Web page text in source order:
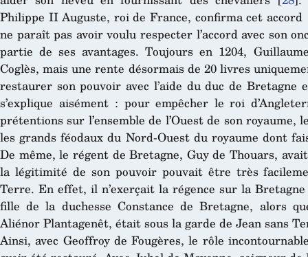
Philippe II Auguste, roi de France, confirma cet accord
ne paraît pas avoir voulu respecter l’accord avec son
partie de ses avantages. Toujours en 1204,
Coglès, mais une rente désormais de 20 livres
restaurer son pouvoir avec l’aide du duc de
s’explique aisément : pour empêcher le roi
prétentions sur l’ensemble de l’Ouest de son royaume,
les grands féodaux du Nord-Ouest du royaume dont
De même, le régent de Bretagne, Guy de Thouars,
la légitimité de son pouvoir pouvait être très
Terre. En effet, il n’exerçait la régence sur la
fille de la duchesse Constance de Bretagne, alors
Aliénor Plantagenêt, était sous la garde de Jean sans
Ainsi, avec Geoffroy de Fougères, le rôle